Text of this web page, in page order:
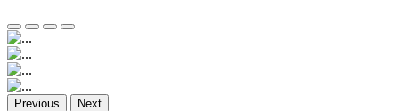
Previous Next